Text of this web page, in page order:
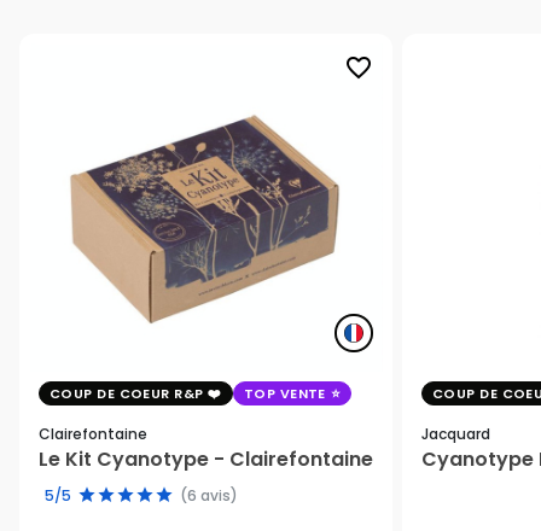
favorite_border
COUP DE COEUR R&P TOP VENTE
Clairefontaine
Le Kit Cyanotype - Clairefontaine
5/5 (6 avis)
COUP DE
Jacquard
Cyanotype